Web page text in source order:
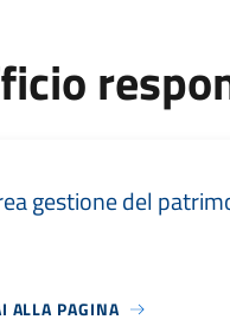
gestione del
ALLA PAGINA